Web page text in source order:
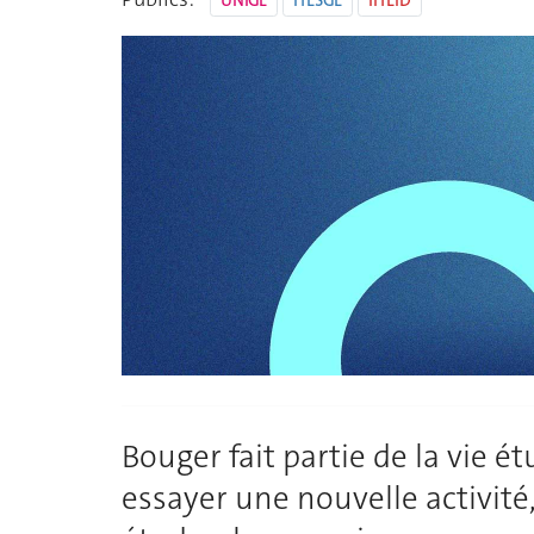
Bouger fait partie de la vie
essayer une nouvelle